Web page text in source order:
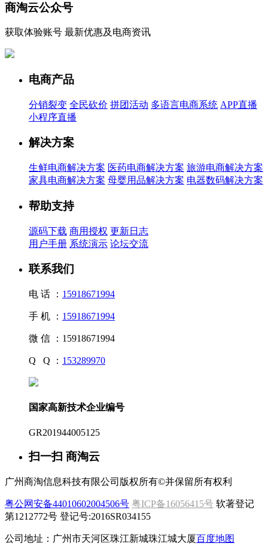
商淘云公众号
获取体验账号 最新优惠及电商资讯
电商产品
分销裂变 全民砍价 拼团活动 多语言电商系统 APP直播
小程序直播
解决方案
生鲜电商解决方案 医药电商解决方案 旅游电商解决方案
家具电商解决方案 母婴用品解决方案 电器数码解决方案
帮助支持
源码下载 商用授权 更新日志
用户手册 系统演示 论坛交流
联系我们
电 话 ： 15918671994
手 机 ： 15918671994
微 信 ： 15918671994
Q Q ： 153289970
国家高新技术企业编号
GR201944005125
扫一扫 商淘云
广州商淘信息科技有限公司版权所有©并保留所有权利
粤公网安备44010602004506号 粤ICP备16056415号 软著登记
第1212772号 登记号:2016SR034155
公司地址：广州市天河区珠江新城珠江城大厦百度地图